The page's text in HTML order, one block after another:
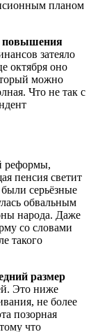
повышения
затеяло
октября оно
можно
Что не так с
реформы,
пенсия светит
серьёзные
обвальным
народа. Даже
со словами
такого
размер
Это ниже
не более
позорная
что